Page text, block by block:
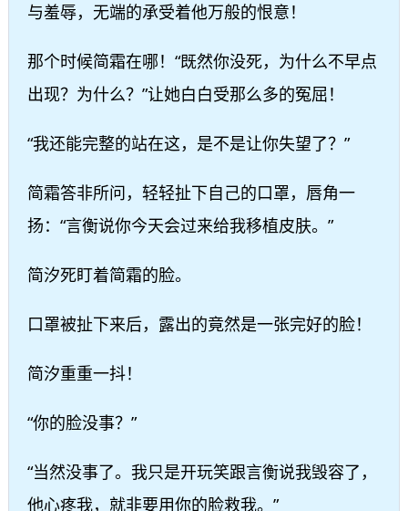
与羞辱，无端的承受着他万般的恨意！
那个时候简霜在哪！“既然你没死，为什么不早点
出现？为什么？”让她白白受那么多的冤屈！
“我还能完整的站在这，是不是让你失望了？”
简霜答非所问，轻轻扯下自己的口罩，唇角一
扬：“言衡说你今天会过来给我移植皮肤。”
简汐死盯着简霜的脸。
口罩被扯下来后，露出的竟然是一张完好的脸！
简汐重重一抖！
“你的脸没事？”
“当然没事了。我只是开玩笑跟言衡说我毁容了，
他心疼我，就非要用你的脸救我。”